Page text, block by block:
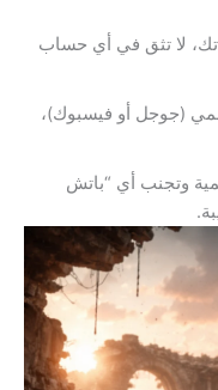
لا تثق في أي حساب
(جوجل أو فيسبوك)،
وتجنب أي “باتش